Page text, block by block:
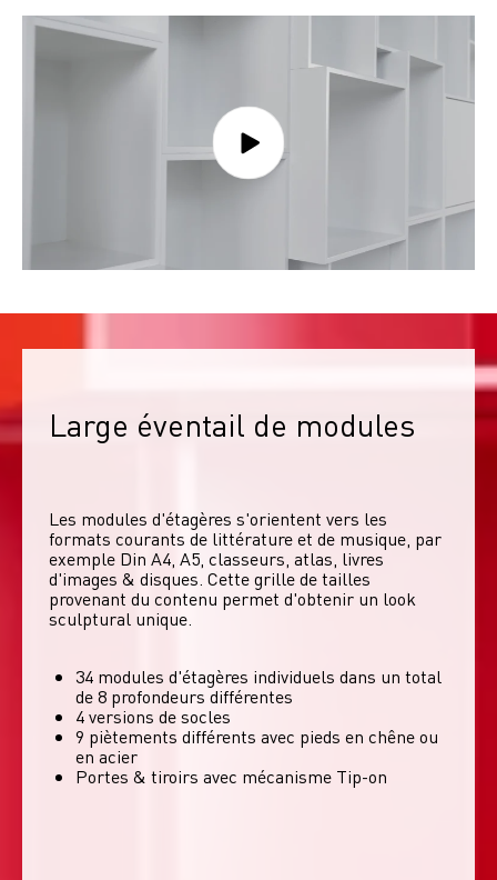
Large éventail de modules
Les modules d'étagères s'orientent vers les
formats courants de littérature et de musique, par
exemple Din A4, A5, classeurs, atlas, livres
d'images & disques. Cette grille de tailles
provenant du contenu permet d'obtenir un look
sculptural unique.
34 modules d'étagères individuels dans un total
de 8 profondeurs différentes
4 versions de socles
9 piètements différents avec pieds en chêne ou
en acier
Portes & tiroirs avec mécanisme Tip-on